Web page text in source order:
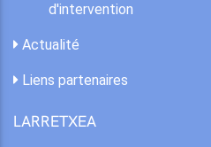
d'intervention
Actualité
Liens partenaires
LARRETXEA